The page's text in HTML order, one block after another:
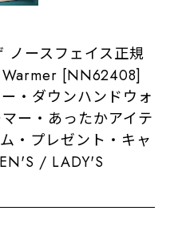
ノースフェイス正規
[NN62408]
・ダウンハンドウォ
ー・あったかアイテ
・プレゼント・キャ
/ LADY'S